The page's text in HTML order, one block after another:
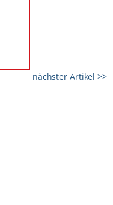
nächster Artikel >>